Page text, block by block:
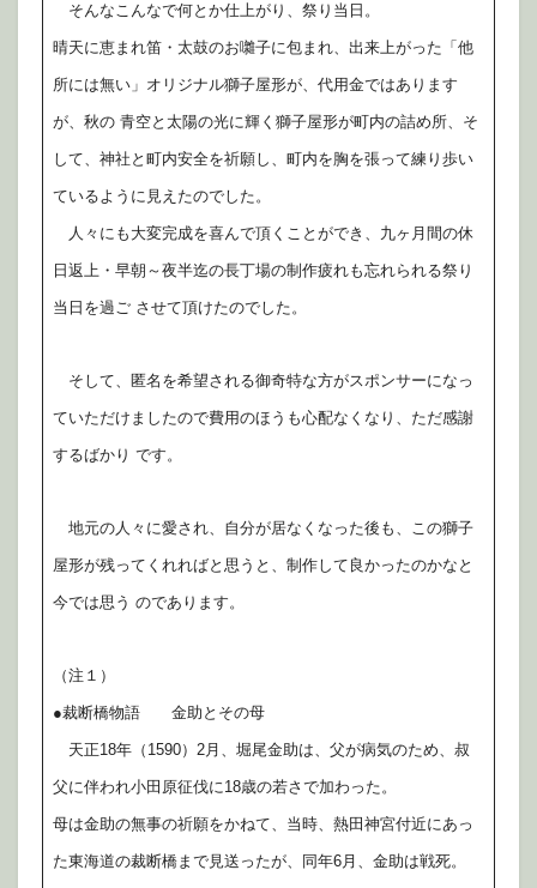
そんなこんなで何とか仕上がり、祭り当日。
晴天に恵まれ笛・太鼓のお囃子に包まれ、出来上がった「他
所には無い」オリジナル獅子屋形が、代用金ではあります
が、秋の 青空と太陽の光に輝く獅子屋形が町内の詰め所、そ
して、神社と町内安全を祈願し、町内を胸を張って練り歩い
ているように見えたのでした。
人々にも大変完成を喜んで頂くことができ、九ヶ月間の休
日返上・早朝～夜半迄の長丁場の制作疲れも忘れられる祭り
当日を過ご させて頂けたのでした。
そして、匿名を希望される御奇特な方がスポンサーになっ
ていただけましたので費用のほうも心配なくなり、ただ感謝
するばかり です。
地元の人々に愛され、自分が居なくなった後も、この獅子
屋形が残ってくれればと思うと、制作して良かったのかなと
今では思う のであります。
（注１）
●裁断橋物語 金助とその母
天正18年（1590）2月、堀尾金助は、父が病気のため、叔
父に伴われ小田原征伐に18歳の若さで加わった。
母は金助の無事の祈願をかねて、当時、熱田神宮付近にあっ
た東海道の裁断橋まで見送ったが、同年6月、金助は戦死。